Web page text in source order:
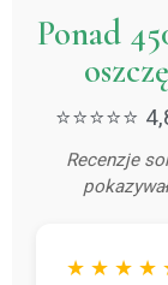
Ponad
Recenzje
★ ★ ★ ★